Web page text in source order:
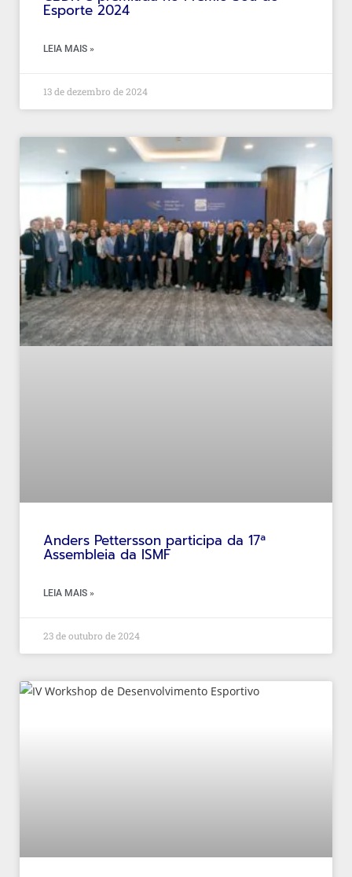
Esporte 2024
LEIA MAIS »
13 de dezembro de 2024
Anders Pettersson participa da 17ª
Assembleia da ISMF
LEIA MAIS »
23 de outubro de 2024